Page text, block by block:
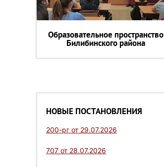
Образовательное пространство
Билибинского района
НОВЫЕ ПОСТАНОВЛЕНИЯ
200-рг от 29.07.2026
707 от 28.07.2026